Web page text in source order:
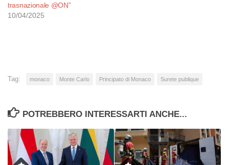
trasnazionale @ON”
10/04/2025
Tag: monaco Monte Carlo Principato di Monaco Surete publique
POTREBBERO INTERESSARTI ANCHE...